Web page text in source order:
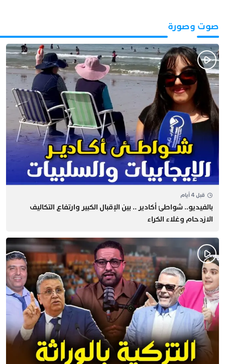
صوت وصورة
قبل 4 أيام
بالفيديو.. شواطئ أكادير .. بين الإقبال الكبير وارتفاع التكاليف
الازدحام وغلاء الكراء